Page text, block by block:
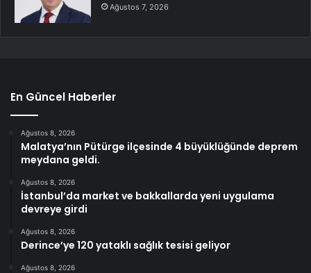
Ağustos 7, 2026
En Güncel Haberler
Ağustos 8, 2026
Malatya’nın Pütürge ilçesinde 4 büyüklüğünde deprem
meydana geldi.
Ağustos 8, 2026
İstanbul’da market ve bakkallarda yeni uygulama
devreye girdi
Ağustos 8, 2026
Derince’ye 120 yataklı sağlık tesisi geliyor
Ağustos 8, 2026